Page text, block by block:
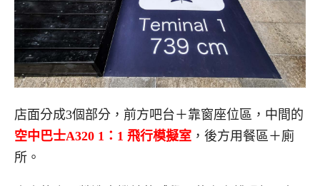
店面分成3個部分，前方吧台＋靠窗座位區，中間的
空中巴士A320 1：1 飛行模擬室 ，後方用餐區＋廁
所。